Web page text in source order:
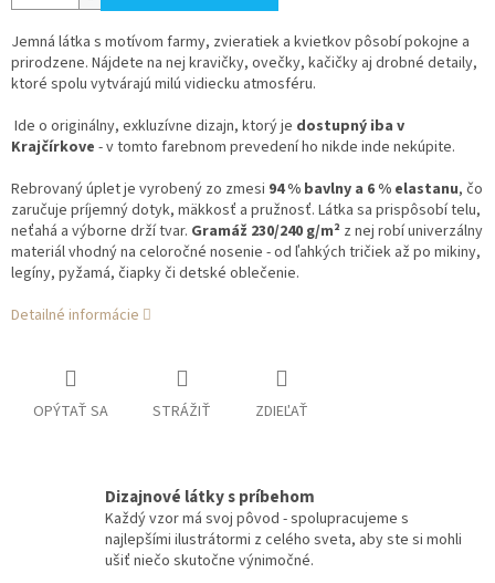
Jemná látka s motívom farmy, zvieratiek a kvietkov pôsobí pokojne a
prirodzene. Nájdete na nej kravičky, ovečky, kačičky aj drobné detaily,
ktoré spolu vytvárajú milú vidiecku atmosféru.
Ide o originálny, exkluzívne dizajn, ktorý je dostupný iba v
Krajčírkove - v tomto farebnom prevedení ho nikde inde nekúpite.
Rebrovaný úplet je vyrobený zo zmesi 94 % bavlny a 6 % elastanu, čo
zaručuje príjemný dotyk, mäkkosť a pružnosť. Látka sa prispôsobí telu,
neťahá a výborne drží tvar. Gramáž 230/240 g/m² z nej robí univerzálny
materiál vhodný na celoročné nosenie - od ľahkých tričiek až po mikiny,
legíny, pyžamá, čiapky či detské oblečenie.
Detailné informácie
OPÝTAŤ SA STRÁŽIŤ ZDIEĽAŤ
Dizajnové látky s príbehom
Každý vzor má svoj pôvod - spolupracujeme s
najlepšími ilustrátormi z celého sveta, aby ste si mohli
ušiť niečo skutočne výnimočné.